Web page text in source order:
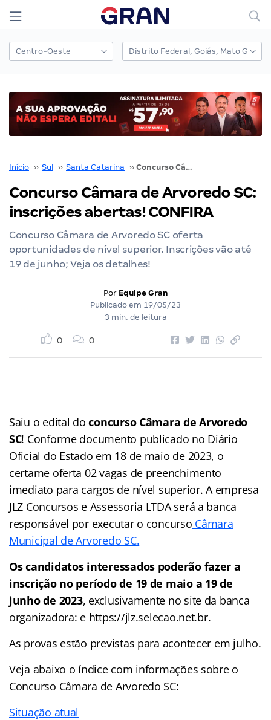
Início ›› Sul ›› Santa Catarina ›› Concurso Câmara de Arvoredo SC: inscrições abertas! CONFIRA
Concurso Câmara de Arvoredo SC:
inscrições abertas! CONFIRA
Concurso Câmara de Arvoredo SC oferta
oportunidades de nível superior. Inscrições vão até
19 de junho; Veja os detalhes!
Por Equipe Gran
Publicado em 19/05/23
3 min. de leitura
0 0
Saiu o edital doconcurso Câmara de Arvoredo
SC! Conforme documento publicado no Diário
Oficial do Estado em 18 de maio de 2023, o
certame oferta 02 vagas de preenchimento
imediato para cargos de nível superior. A empresa
JLZ Concursos e Assessoria LTDA será a banca
responsável por executar o concurso Câmara
Municipal de Arvoredo SC.
Os candidatos interessados poderão fazer a
inscrição no período de 19 de maio a 19 de
junho de 2023, exclusivamente no site da banca
organizadora: e https://jlz.selecao.net.br.
As provas estão previstas para acontecer em julho.
Veja abaixo o índicecom informações sobre o
Concurso Câmara de Arvoredo SC:
Situação atual